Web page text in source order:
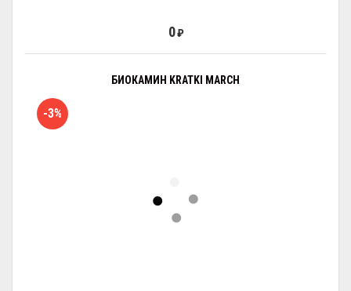
0₽
БИОКАМИН KRATKI MARCH
-3%